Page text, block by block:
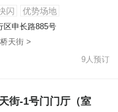
闪 优势场地
区申长路885号
天街 >
9人预订
街-1号门门厅（室